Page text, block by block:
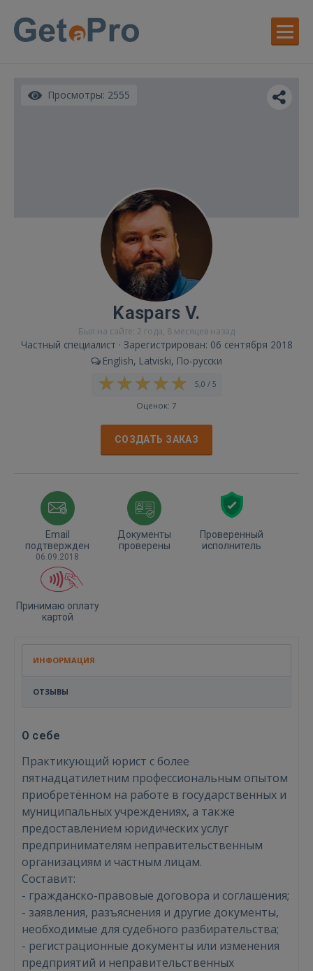
Просмотры: 2555
Kaspars V.
Был на сайте: 2 года, 8 месяцев назад
Частный специалист · Зарегистрирован: 06 сентября 2018
English, Latviski, По-русски
5,0 / 5
Оценок: 7
СОЗДАТЬ ЗАКАЗ
Email
подтвержден
06.09.2018
Документы
проверены
Проверенный
исполнитель
Принимаю оплату
картой
ИНФОРМАЦИЯ
ОТЗЫВЫ
О себе
Практикующий юрист с более
пятнадцатилетним профессиональным опытом
приобретённом на работе в государственных и
муниципальных учреждениях, а также
предоставлением юридических услуг
предпринимателям неправительственным
организациям и частным лицам.
Составит:
- гражданско-правовые договора и соглашения;
- заявления, разъяснения и другие документы,
необходимые для судебного разбирательства;
- регистрационные документы или изменения
предприятий и неправительственных